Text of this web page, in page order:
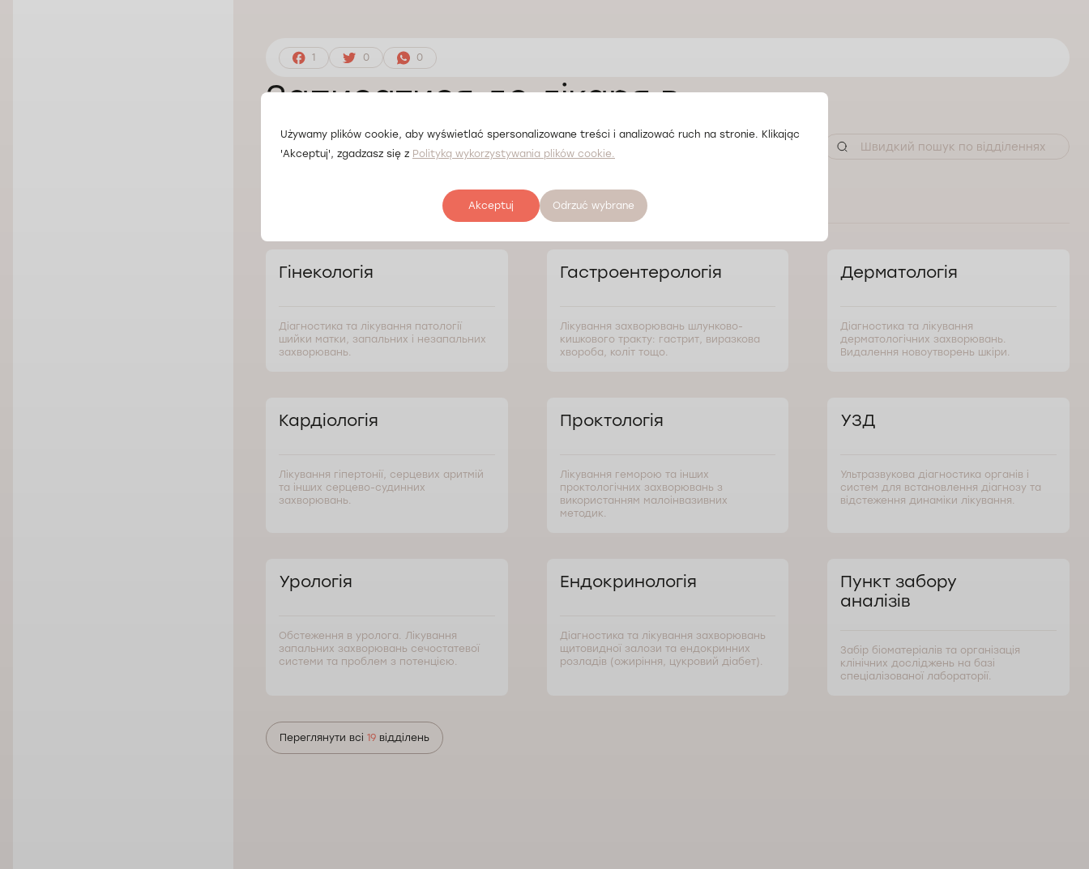
1 0 0
Записатися до лікаря в
медичному центрі Докторпро
Гінекологія
Діагностика та лікування патології
шийки матки, запальних і незапальних
захворювань.
Гастроентерологія
Лікування захворювань шлунково-
кишкового тракту: гастрит, виразкова
хвороба, коліт тощо.
Дерматологія
Діагностика та лікування
дерматологічних захворювань.
Видалення новоутворень шкіри.
Кардіологія
Лікування гіпертонії, серцевих аритмій
та інших серцево-судинних
захворювань.
Проктологія
Лікування геморою та інших
проктологічних захворювань з
використанням малоінвазивних
методик.
УЗД
Ультразвукова діагностика органів і
систем для встановлення діагнозу та
відстеження динаміки лікування.
Урологія
Обстеження в уролога. Лікування
запальних захворювань сечостатевої
системи та проблем з потенцією.
Ендокринологія
Діагностика та лікування захворювань
щитовидної залози та ендокринних
розладів (ожиріння, цукровий діабет).
Пункт забору
аналізів
Забір біоматеріалів та організація
клінічних досліджень на базі
спеціалізованої лабораторії.
Переглянути всі 19 відділень
Używamy plików cookie, aby wyświetlać spersonalizowane treści i analizować ruch na stronie. Klikając
'Akceptuj', zgadzasz się z Polityką wykorzystywania plików cookie.
Akceptuj Odrzuć wybrane